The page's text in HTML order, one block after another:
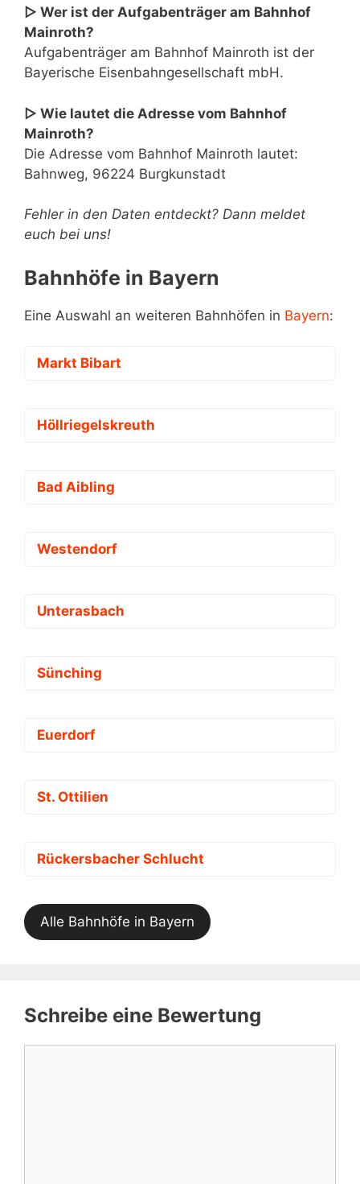
▷ Wer ist der Aufgabenträger am Bahnhof
Mainroth?
Aufgabenträger am Bahnhof Mainroth ist der
Bayerische Eisenbahngesellschaft mbH.
▷ Wie lautet die Adresse vom Bahnhof
Mainroth?
Die Adresse vom Bahnhof Mainroth lautet:
Bahnweg, 96224 Burgkunstadt
Fehler in den Daten entdeckt? Dann meldet
euch bei uns!
Bahnhöfe in Bayern
Eine Auswahl an weiteren Bahnhöfen in Bayern:
Markt Bibart
Höllriegelskreuth
Bad Aibling
Westendorf
Unterasbach
Sünching
Euerdorf
St. Ottilien
Rückersbacher Schlucht
Alle Bahnhöfe in Bayern
Schreibe eine Bewertung